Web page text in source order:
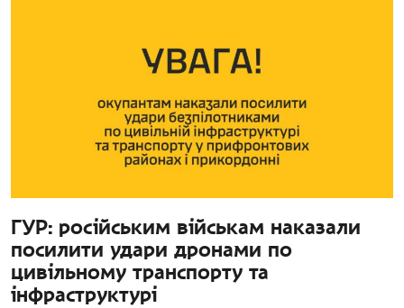
ГУР: російським військам наказали
посилити удари дронами по
цивільному транспорту та
інфраструктурі